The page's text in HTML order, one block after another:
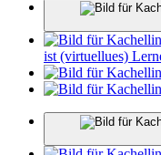
ist (virtuellues)